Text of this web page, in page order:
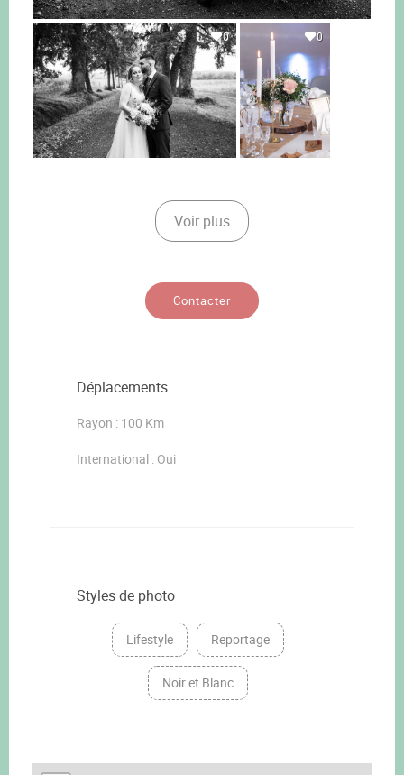
0 0
Voir plus
Contacter
Déplacements
Rayon : 100 Km
International : Oui
Styles de photo
Lifestyle Reportage
Noir et Blanc